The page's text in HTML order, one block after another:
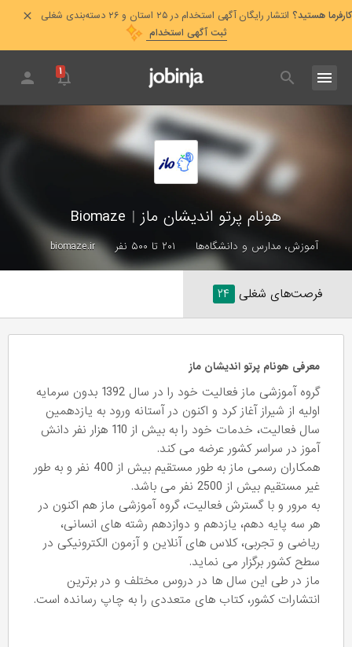
کارفرما هستید؟ انتشار رایگان آگهی استخدام در ۲۵ استان و ۲۶ دسته‌بندی شغلی
ثبت آگهی استخدام
۱
هونام پرتو اندیشان ماز |
آموزش، مدارس و دانشگاه‌ها ۲۰۱ تا ۵۰۰ نفر biomaze.ir
فرصت‌های شغلی ۲۴
معرفی هونام پرتو اندیشان ماز
گروه آموزشی ماز فعالیت خود را در سال 1392 بدون سرمایه
اولیه از شیراز آغاز کرد و اکنون در آستانه ورود به یازدهمین
سال فعالیت، خدمات خود را به بیش از 110 هزار نفر دانش
آموز در سراسر کشور عرضه می کند.
همکاران رسمی ماز به طور مستقیم بیش از 400 نفر و به طور
غیر مستقیم بیش از 2500 نفر می باشد.
به مرور و با گسترش فعالیت، گروه آموزشی ماز هم اکنون در
هر سه پایه دهم، یازدهم و دوازدهم رشته های انسانی،
ریاضی و تجربی، کلاس های آنلاین و آزمون الکترونیکی در
سطح کشور برگزار می نماید.
ماز در طی این سال ها در دروس مختلف و در برترین
انتشارات کشور، کتاب های متعددی را به چاپ رسانده است.